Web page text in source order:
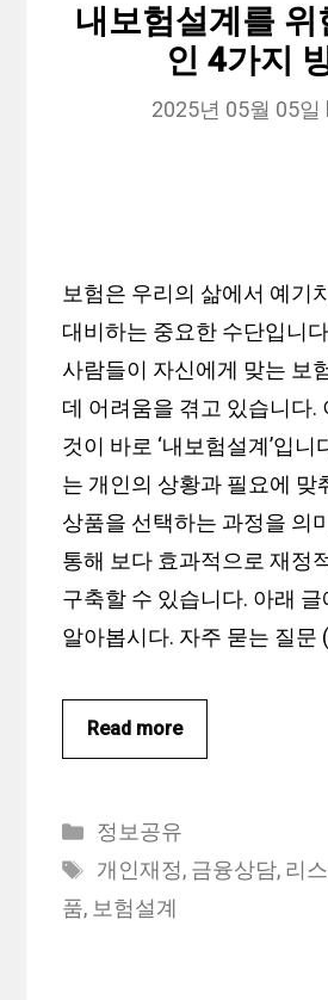
내보험설계를 위
인 4가지
2025년 05월 05일
보험은 우리의 삶에서 예기
대비하는 중요한 수단입니
사람들이 자신에게 맞는 보
데 어려움을 겪고 있습니다.
것이 바로 ‘내보험설계’입니
는 개인의 상황과 필요에 맞
상품을 선택하는 과정을 의
통해 보다 효과적으로 재정
구축할 수 있습니다. 아래
알아봅시다. 자주 묻는 질문
Read more
Categories
정보공유
Tags
개인재정, 금융상담, 리
품, 보험설계